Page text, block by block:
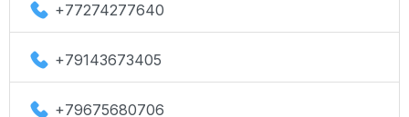
+77274277640
+79143673405
+79675680706